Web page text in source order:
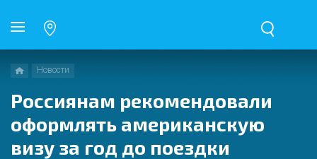
Новости
Россиянам рекомендовали
оформлять американскую
визу за год до поездки